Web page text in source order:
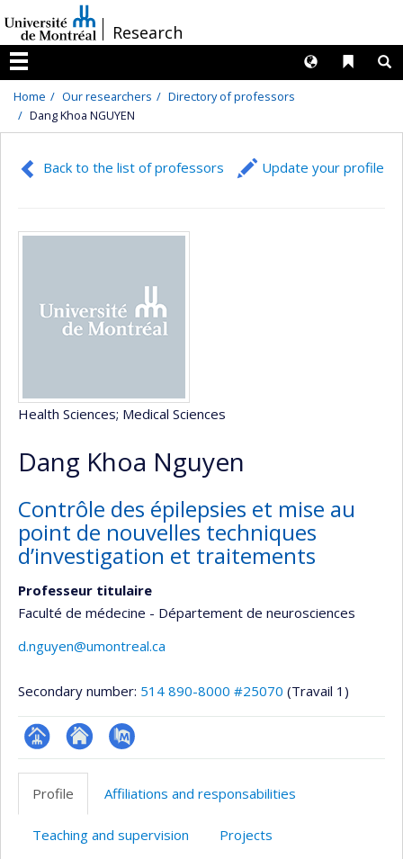
au
contenu
/Research
Menu
Liens
Langues
Home Our researchers
Directory of professors
Dang Khoa NGUYEN
Back to the list of professors Update your profile
Health Sciences; Medical Sciences
Dang Khoa Nguyen
Contrôle des épilepsies et mise au
point de nouvelles techniques
d’investigation et traitements
Professeur titulaire
Faculté de médecine - Département de neurosciences
d.nguyen@umontreal.ca
Secondary number: 514 890-8000 #25070 (Travail 1)
Page
professionnelle
Site
l’unité
PubMed
Profile
Affiliations and responsabilities
Teaching and supervision Projects